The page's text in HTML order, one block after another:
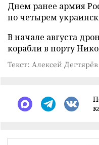
Днем ранее армия
по четырем
В начале августа
корабли в порту
Текст: Алексей Дегтярёв